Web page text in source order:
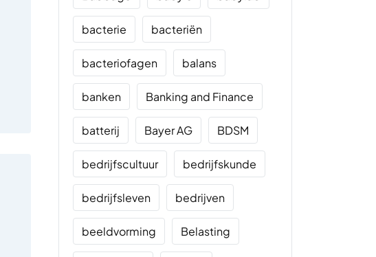
bacterie bacteriën
bacteriofagen balans
banken Banking and Finance
batterij Bayer AG BDSM
bedrijfscultuur bedrijfskunde
bedrijfsleven bedrijven
beeldvorming Belasting